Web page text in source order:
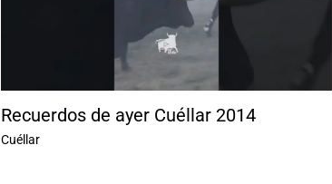
Recuerdos de ayer Cuéllar 2014
Cuéllar